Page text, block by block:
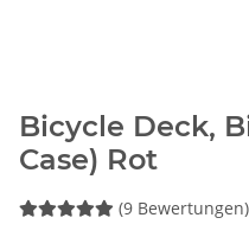
Bicycle Deck,
Case) Rot
(9 Bewertungen)